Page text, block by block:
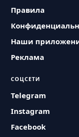
Правила
Наши
Реклама
СОЦСЕТИ
Telegram
Instagram
Facebook